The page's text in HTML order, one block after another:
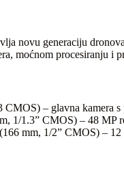
novu generaciju
moćnom procesiranju i
CMOS) – glavna
1/1.3” CMOS) – 48 MP
mm, 1/2” CMOS) –